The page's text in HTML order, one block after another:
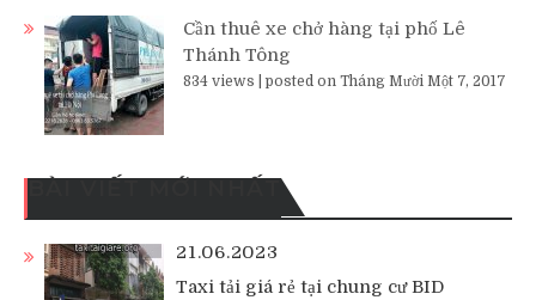
Cần thuê xe chở hàng tại phố Lê
Thánh Tông
834 views posted on Tháng Mười Một 7, 2017
BÀI VIẾT MỚI NHẤT
21.06.2023
Taxi tải giá rẻ tại chung cư BID